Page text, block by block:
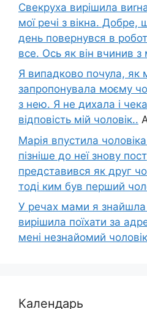
Свекруха вирішила
мої речі з вікна. Добре,
день повернувся в
все. Ось як він вчинив з
Я випадково почула, як
запропонувала моєму
з нею. Я не дихала і
відповість мій чоловік..
Марія впустила
пізніше до неї знову
представився як друг
тоді ким був перший
У речах мами я знайшла
вирішила поїхати за
мені незнайомий
Календарь